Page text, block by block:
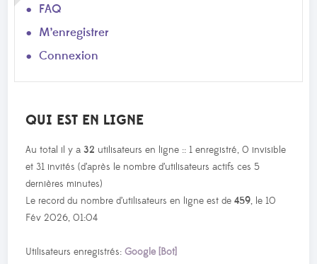
FAQ
M’enregistrer
Connexion
QUI EST EN LIGNE
Au total il y a32 utilisateurs en ligne :: 1 enregistré, 0 invisible
et 31 invités (d’après le nombre d’utilisateurs actifs ces 5
dernières minutes)
Le record du nombre d’utilisateurs en ligne est de459, le 10
Fév 2026, 01:04
Utilisateurs enregistrés:Google [Bot]